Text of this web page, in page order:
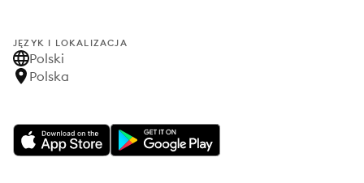
JĘZYK I LOKALIZACJA
Polski
Polska